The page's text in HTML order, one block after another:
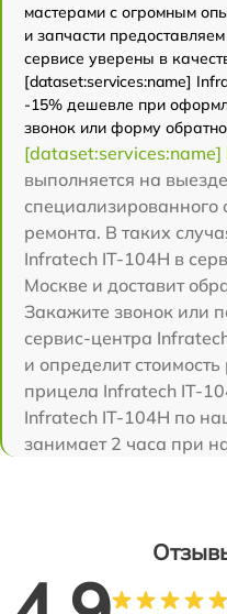
мастерами с огромным
и запчасти
сервисе уверены в
[dataset:services:name]
-15% дешевле при
звонок или форму
выполняется на
специализированного
ремонта. В таких
Infratech IT-104H в
Москве и доставит
Закажите звонок или
сервис-центра
и определит
прицела Infratech IT-
Infratech IT-104H по
занимает 2 часа при